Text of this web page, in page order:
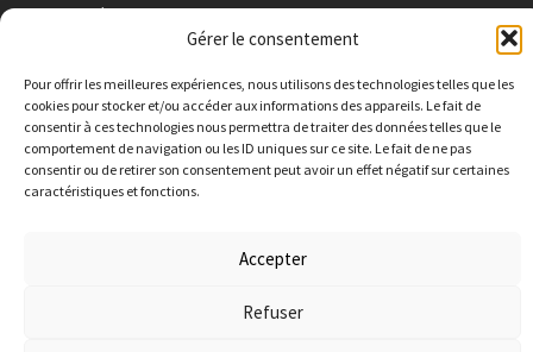
Gérer le consentement
Pour offrir les meilleures expériences, nous utilisons des technologies telles que les
cookies pour stocker et/ou accéder aux informations des appareils. Le fait de
consentir à ces technologies nous permettra de traiter des données telles que le
comportement de navigation ou les ID uniques sur ce site. Le fait de ne pas
consentir ou de retirer son consentement peut avoir un effet négatif sur certaines
caractéristiques et fonctions.
Accepter
Refuser
Mentions légales
E-
mail
Facebook
MAIRIE DE MEYSSAC
Du mardi au vendredi de